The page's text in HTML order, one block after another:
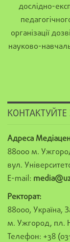
дослідно-
організації
науково-
Адреса
88000 м.
вул.
E-mail:
Ректорат:
88000, Україна,
м. Ужгород, пл.
Телефон: +38